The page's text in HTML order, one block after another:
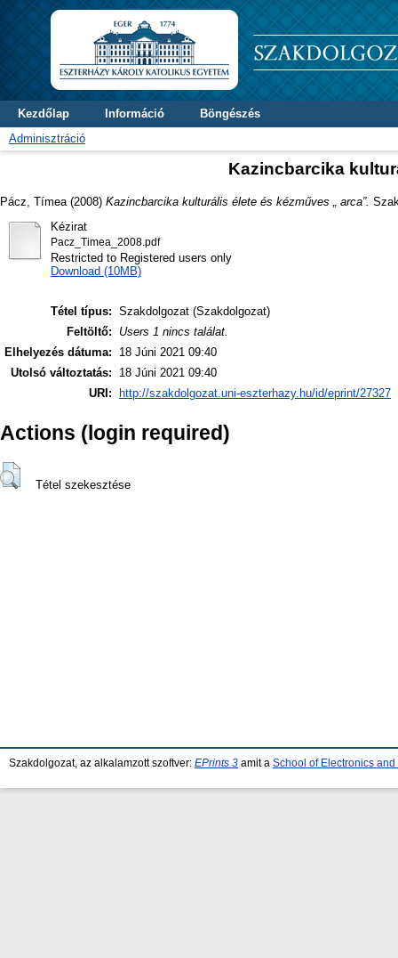
Kezdőlap Információ
Böngészés
Adminisztráció
Kazincbarcika
Pácz, Tímea (2008) Kazincbarcika kulturális élete és kézműves „ arca”.
Kézirat
Pacz_Timea_2008.pdf
Restricted to Registered users only
Download (10MB)
Tétel típus: Szakdolgozat (Szakdolgozat)
Feltöltő:
Users 1 nincs találat.
Elhelyezés dátuma:
18 Júni 2021 09:40
Utolsó változtatás:
18 Júni 2021 09:40
URI:
http://szakdolgozat.uni-eszterhazy.hu/id/eprint/27327
Actions (login required)
Tétel szekesztése
Szakdolgozat, az alkalamzott szoftver: EPrints 3 amit a School of Electronics